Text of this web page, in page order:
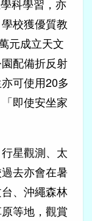
科學習，亦
校獲優質教
元成立天文
配備折反射
可使用20多
即使安坐家
星觀測、太
去亦會在暑
、沖繩森林
等地，觀賞